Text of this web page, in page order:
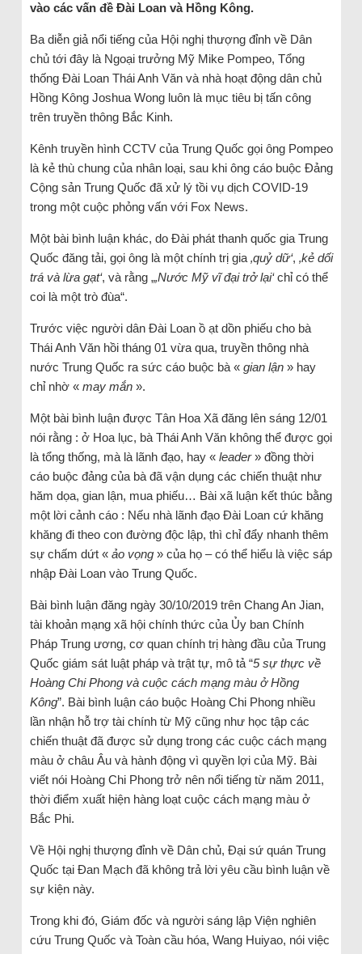
vào các vấn đề Đài Loan và Hồng Kông.
Ba diễn giả nổi tiếng của Hội nghị thượng đỉnh về Dân
chủ tới đây là Ngoại trưởng Mỹ Mike Pompeo, Tổng
thống Đài Loan Thái Anh Văn và nhà hoạt động dân chủ
Hồng Kông Joshua Wong luôn là mục tiêu bị tấn công
trên truyền thông Bắc Kinh.
Kênh truyền hình CCTV của Trung Quốc gọi ông Pompeo
là kẻ thù chung của nhân loại, sau khi ông cáo buộc Đảng
Cộng sản Trung Quốc đã xử lý tồi vụ dịch COVID-19
trong một cuộc phỏng vấn với Fox News.
Một bài bình luận khác, do Đài phát thanh quốc gia Trung
Quốc đăng tải, gọi ông là một chính trị gia ‚quỷ dữ‘, ‚kẻ dối
trá và lừa gạt‘, và rằng „‚Nước Mỹ vĩ đại trở lại‘chỉ có thể
coi là một trò đùa“.
Trước việc người dân Đài Loan ồ ạt dồn phiếu cho bà
Thái Anh Văn hồi tháng 01 vừa qua, truyền thông nhà
nước Trung Quốc ra sức cáo buộc bà « gian lận» hay
chỉ nhờ « may mắn».
Một bài bình luận được Tân Hoa Xã đăng lên sáng 12/01
nói rằng : ở Hoa lục, bà Thái Anh Văn không thể được gọi
là tổng thống, mà là lãnh đạo, hay « leader» đồng thời
cáo buộc đảng của bà đã vận dụng các chiến thuật như
hăm dọa, gian lận, mua phiếu… Bài xã luận kết thúc bằng
một lời cảnh cáo : Nếu nhà lãnh đạo Đài Loan cứ khăng
khăng đi theo con đường độc lập, thì chỉ đẩy nhanh thêm
sự chấm dứt « ảo vọng» của họ – có thể hiểu là việc sáp
nhập Đài Loan vào Trung Quốc.
Bài bình luận đăng ngày 30/10/2019 trên Chang An Jian,
tài khoản mạng xã hội chính thức của Ủy ban Chính
Pháp Trung ương, cơ quan chính trị hàng đầu của Trung
Quốc giám sát luật pháp và trật tự, mô tả “5 sự thực về
Hoàng Chi Phong và cuộc cách mạng màu ở Hồng
Kông”. Bài bình luận cáo buộc Hoàng Chi Phong nhiều
lần nhận hỗ trợ tài chính từ Mỹ cũng như học tập các
chiến thuật đã được sử dụng trong các cuộc cách mạng
màu ở châu Âu và hành động vì quyền lợi của Mỹ. Bài
viết nói Hoàng Chi Phong trở nên nổi tiếng từ năm 2011,
thời điểm xuất hiện hàng loạt cuộc cách mạng màu ở
Bắc Phi.
Về Hội nghị thượng đỉnh về Dân chủ, Đại sứ quán Trung
Quốc tại Đan Mạch đã không trả lời yêu cầu bình luận về
sự kiện này.
Trong khi đó, Giám đốc và người sáng lập Viện nghiên
cứu Trung Quốc và Toàn cầu hóa, Wang Huiyao, nói việc